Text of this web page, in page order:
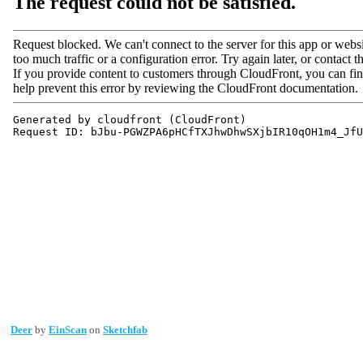
Deer by EinScan on Sketchfab